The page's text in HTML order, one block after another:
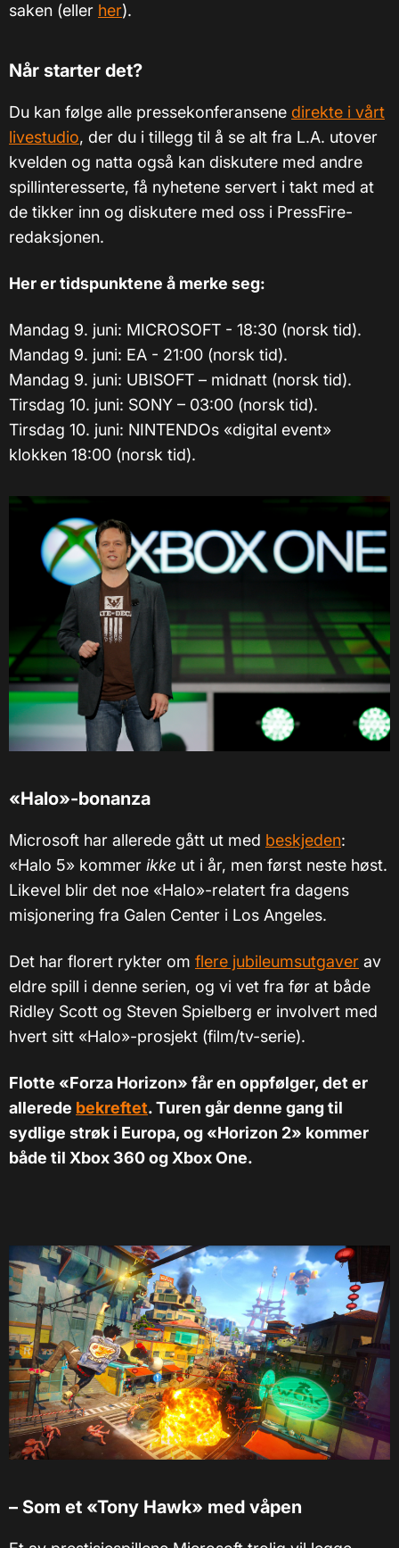
saken (eller her).
Når starter det?
Du kan følge alle pressekonferansene direkte i vårt
livestudio, der du i tillegg til å se alt fra L.A. utover
kvelden og natta også kan diskutere med andre
spillinteresserte, få nyhetene servert i takt med at
de tikker inn og diskutere med oss i PressFire-
redaksjonen.
Her er tidspunktene å merke seg:
Mandag 9. juni: MICROSOFT - 18:30 (norsk tid).
Mandag 9. juni: EA - 21:00 (norsk tid).
Mandag 9. juni: UBISOFT – midnatt (norsk tid).
Tirsdag 10. juni: SONY – 03:00 (norsk tid).
Tirsdag 10. juni: NINTENDOs «digital event»
klokken 18:00 (norsk tid).
«Halo»-bonanza
Microsoft har allerede gått ut med beskjeden:
«Halo 5» kommer ikke ut i år, men først neste høst.
Likevel blir det noe «Halo»-relatert fra dagens
misjonering fra Galen Center i Los Angeles.
Det har florert rykter om flere jubileumsutgaver av
eldre spill i denne serien, og vi vet fra før at både
Ridley Scott og Steven Spielberg er involvert med
hvert sitt «Halo»-prosjekt (film/tv-serie).
Flotte «Forza Horizon» får en oppfølger, det er
allerede bekreftet. Turen går denne gang til
sydlige strøk i Europa, og «Horizon 2» kommer
både til Xbox 360 og Xbox One.
– Som et «Tony Hawk» med våpen